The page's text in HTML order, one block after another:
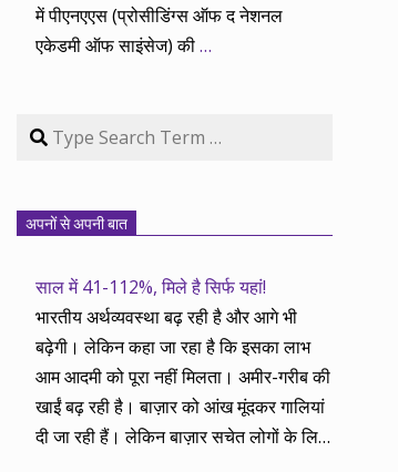
में पीएनएएस (प्रोसीडिंग्स ऑफ द नेशनल
एकेडमी ऑफ साइंसेज) की…
Search
अपनों से अपनी बात
साल में 41-112%, मिले है सिर्फ यहां!
भारतीय अर्थव्यवस्था बढ़ रही है और आगे भी
बढ़ेगी। लेकिन कहा जा रहा है कि इसका लाभ
आम आदमी को पूरा नहीं मिलता। अमीर-गरीब की
खाईं बढ़ रही है। बाज़ार को आंख मूंदकर गालियां
दी जा रही हैं। लेकिन बाज़ार सचेत लोगों के लिए